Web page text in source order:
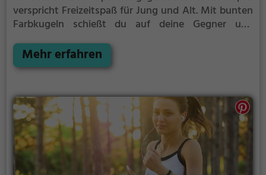
verspricht Freizeitspaß für Jung und Alt. Mit bunten
Farbkugeln schießt du auf deine Gegner und
deiner Mannschaft den Sieg zu sichern.
Mehr erfahren